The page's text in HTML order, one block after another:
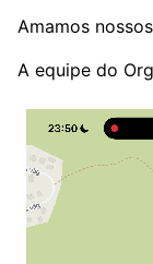
Amamos
A equipe do